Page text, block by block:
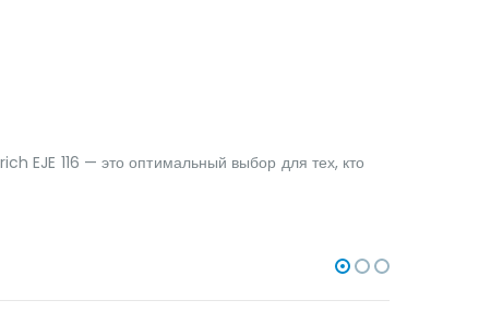
EJE 116 — это оптимальный выбор для тех, кто